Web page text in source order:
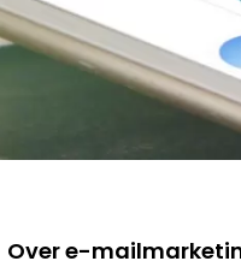
Over e-